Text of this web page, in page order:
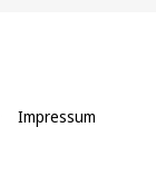
Impressum